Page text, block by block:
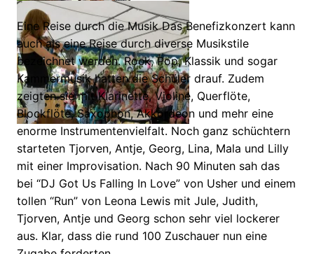
Eine Reise durch die Musik Das Benefizkonzert kann
auch als eine Reise durch diverse Musikstile
bezeichnet werden. Rock, Pop, Klassik und sogar
Kammermusik hatten die Schüler drauf. Zudem
zeigten sie mit Klarinette, Violine, Querflöte,
Blockflöte, Saxophon, Akkordeon und mehr eine
enorme Instrumentenvielfalt. Noch ganz schüchtern
starteten Tjorven, Antje, Georg, Lina, Mala und Lilly
mit einer Improvisation. Nach 90 Minuten sah das
bei “DJ Got Us Falling In Love” von Usher und einem
tollen “Run” von Leona Lewis mit Jule, Judith,
Tjorven, Antje und Georg schon sehr viel lockerer
aus. Klar, dass die rund 100 Zuschauer nun eine